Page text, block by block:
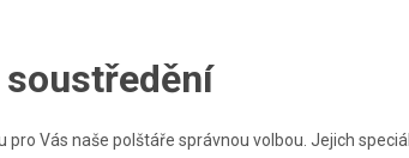
Vás naše polštáře správnou volbou. Jejich